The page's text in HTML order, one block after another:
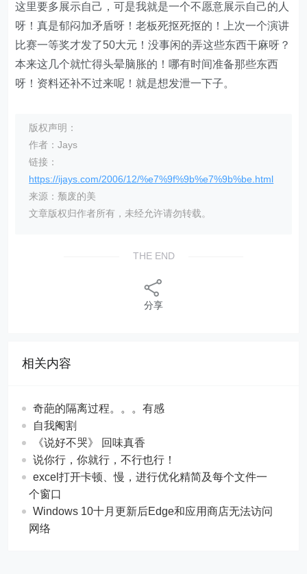
这里要多展示自己，可是我就是一个不愿意展示自己的人
呀！真是郁闷加矛盾呀！老板死抠死抠的！上次一个演讲
比赛一等奖才发了50大元！没事闲的弄这些东西干麻呀？
本来这几个就忙得头晕脑胀的！哪有时间准备那些东西
呀！资料还补不过来呢！就是想发泄一下子。
版权声明：
作者：Jays
链接：
https://ijays.com/2006/12/%e7%9f%9b%e7%9b%be.html
来源：颓废的美
文章版权归作者所有，未经允许请勿转载。
THE END
分享
相关内容
奇葩的隔离过程。。。有感
自我阉割
《说好不哭》 回味真香
说你行，你就行，不行也行！
excel打开卡顿、慢，进行优化精简及每个文件一
个窗口
Windows 10十月更新后Edge和应用商店无法访问
网络